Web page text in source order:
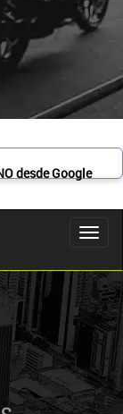
desde Google